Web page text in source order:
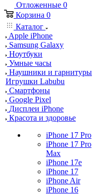
Отложенные 0
Корзина 0
Каталог
Apple iPhone
Samsung Galaxy
Ноутбуки
Умные часы
Наушники и гарнитуры
Игрушки Labubu
Смартфоны
Google Pixel
Дисплеи iPhone
Красота и здоровье
iPhone 17 Pro
iPhone 17 Pro
Max
iPhone 17e
iPhone 17
iPhone Air
iPhone 16